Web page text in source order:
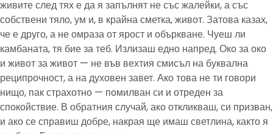
живите след тях е да я запълнят не със жалейки, а със
собствени тяло, ум и, в крайна сметка, живот. Затова казах,
че е друго, а не омраза от ярост и объркване. Чуеш ли
камбаната, тя бие за теб. Излизаш едно напред. Око за око
и живот за живот — не във вехтия смисъл на буквална
реципрочност, а на духовен завет. Ако това не ти говори
нищо, пак страхотно — помилван си и отреден за
спокойствие. В обратния случай, ако откликваш, си призван,
и ако се справиш добре, накрая ще имаш светлина, както я